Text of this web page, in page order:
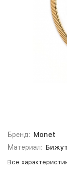
Бренд: Monet
Материал:
Все